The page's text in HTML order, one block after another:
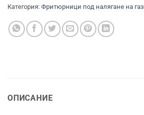
Категория: Фритюрници под налягане на газ
ОПИСАНИЕ